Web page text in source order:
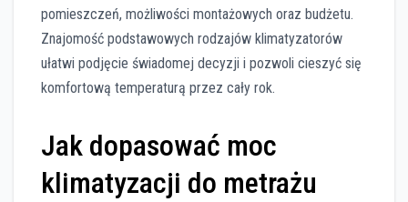
pomieszczeń, możliwości montażowych oraz budżetu.
Znajomość podstawowych rodzajów klimatyzatorów
ułatwi podjęcie świadomej decyzji i pozwoli cieszyć się
komfortową temperaturą przez cały rok.
Jak dopasować moc
klimatyzacji do metrażu